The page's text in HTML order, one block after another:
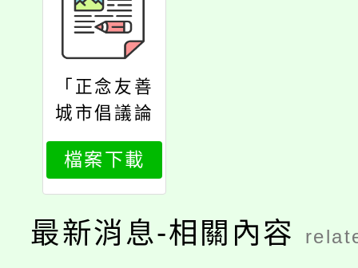
「正念友善
城市倡議論
壇」資訊
檔案下載
最新消息-相關內容